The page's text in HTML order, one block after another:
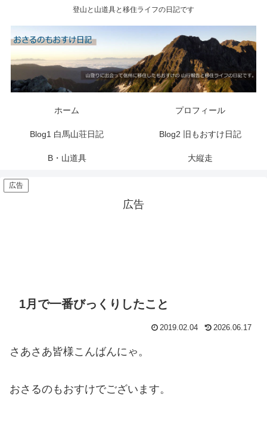
登山と山道具と移住ライフの日記です
ホーム プロフィール
Blog1 白馬山荘日記 Blog2 旧もおすけ日記
B・山道具 大縦走
広告
広告
1月で一番びっくりしたこと
2019.02.04 2026.06.17
さあさあ皆様こんばんにゃ。
おさるのもおすけでございます。